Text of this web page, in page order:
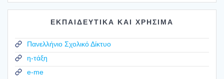
ΕΚΠΑΙΔΕΥΤΙΚΑ ΚΑΙ ΧΡΗΣΙΜΑ
Πανελλήνιο Σχολικό Δίκτυο
η-τάξη
e-me